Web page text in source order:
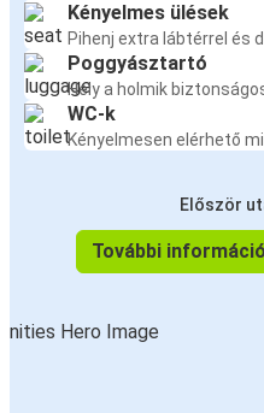
Kényelmes ülések
Pihenj extra lábtérrel és
Poggyásztartó
Hely a holmik
WC-k
Kényelmesen elérhető
Először
További